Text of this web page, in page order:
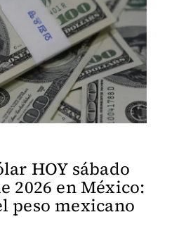
HOY sábado
2026 en México:
peso mexicano